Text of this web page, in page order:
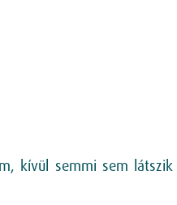
kívül semmi sem látszik